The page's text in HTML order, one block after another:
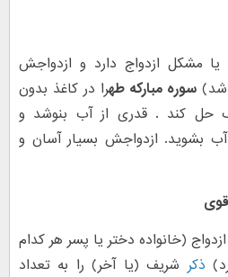
یا مشکل ازدواج دارد و ازدواجش
سوره مبارکه طهرا در کاغذ بدون
حل کند . قدری از آب بنوشد و
بشوید. ازدواجش بسیار آسان و
(خانواده دختر یا پسر هر کدام
ذکر شریف (یا آخر) را به تعداد